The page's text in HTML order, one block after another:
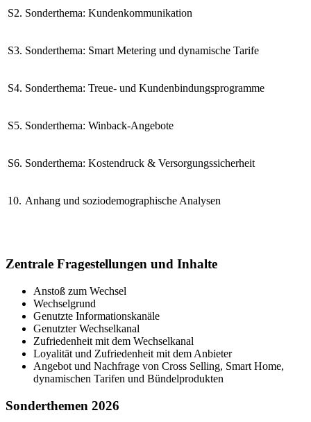
S2. Sonderthema: Kundenkommunikation
S3. Sonderthema: Smart Metering und dynamische Tarife
S4. Sonderthema: Treue- und Kundenbindungsprogramme
S5. Sonderthema: Winback-Angebote
S6. Sonderthema: Kostendruck & Versorgungssicherheit
10. Anhang und soziodemographische Analysen
Zentrale Fragestellungen und Inhalte
Anstoß zum Wechsel
Wechselgrund
Genutzte Informationskanäle
Genutzter Wechselkanal
Zufriedenheit mit dem Wechselkanal
Loyalität und Zufriedenheit mit dem Anbieter
Angebot und Nachfrage von Cross Selling, Smart Home,
dynamischen Tarifen und Bündelprodukten
Sonderthemen 2026